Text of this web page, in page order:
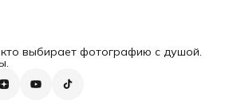
выбирает фотографию с душой.